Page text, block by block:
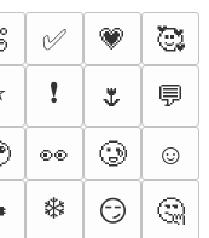
✅ 💗
🥰
❗ 🌷
💬
👀 🥲
☺️
❄️ 😏
🤔